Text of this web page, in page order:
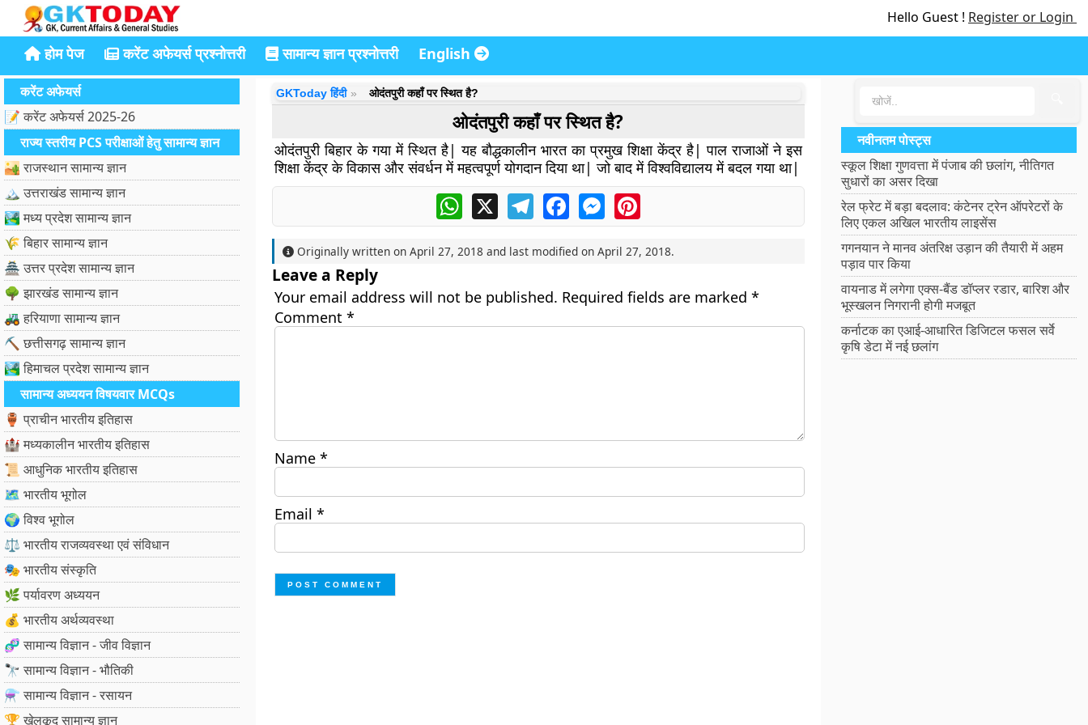
Hello Guest ! Register or Login
होम पेज करेंट अफेयर्स प्रश्नोत्तरी सामान्य ज्ञान प्रश्नोत्तरी English
करेंट अफेयर्स
📝 करेंट अफेयर्स 2025-26
राज्य स्तरीय PCS परीक्षाओं हेतु सामान्य ज्ञान
🏜️ राजस्थान सामान्य ज्ञान
🏔️ उत्तराखंड सामान्य ज्ञान
🏞️ मध्य प्रदेश सामान्य ज्ञान
🌾 बिहार सामान्य ज्ञान
🏯 उत्तर प्रदेश सामान्य ज्ञान
🌳 झारखंड सामान्य ज्ञान
🚜 हरियाणा सामान्य ज्ञान
⛏️ छत्तीसगढ़ सामान्य ज्ञान
🏞️ हिमाचल प्रदेश सामान्य ज्ञान
सामान्य अध्ययन विषयवार MCQs
🏺 प्राचीन भारतीय इतिहास
🏰 मध्यकालीन भारतीय इतिहास
📜 आधुनिक भारतीय इतिहास
🗺️ भारतीय भूगोल
🌍 विश्व भूगोल
⚖️ भारतीय राजव्यवस्था एवं संविधान
🎭 भारतीय संस्कृति
🌿 पर्यावरण अध्ययन
💰 भारतीय अर्थव्यवस्था
🧬 सामान्य विज्ञान - जीव विज्ञान
🔭 सामान्य विज्ञान - भौतिकी
⚗️ सामान्य विज्ञान - रसायन
🏆 खेलकूद सामान्य ज्ञान
GKToday हिंदी ओदंतपुरी कहाँ पर स्थित है?
ओदंतपुरी कहाँ पर स्थित है?
ओदंतपुरी बिहार के गया में स्थित है| यह बौद्धकालीन भारत का प्रमुख शिक्षा केंद्र है| पाल राजाओं ने इस
शिक्षा केंद्र के विकास और संवर्धन में महत्वपूर्ण योगदान दिया था| जो बाद में विश्वविद्यालय में बदल गया था|
WhatsApp
X TelegramFacebookMessengerPinterest
Originally written on April 27, 2018 and last modified on April 27, 2018.
Leave a Reply
Your email address will not be published. Required fields are marked *
Comment *
Name *
Email *
नवीनतम पोस्ट्स
स्कूल शिक्षा गुणवत्ता में पंजाब की छलांग, नीतिगत
सुधारों का असर दिखा
रेल फ्रेट में बड़ा बदलाव: कंटेनर ट्रेन ऑपरेटरों के
लिए एकल अखिल भारतीय लाइसेंस
गगनयान ने मानव अंतरिक्ष उड़ान की तैयारी में अहम
पड़ाव पार किया
वायनाड में लगेगा एक्स-बैंड डॉप्लर रडार, बारिश और
भूस्खलन निगरानी होगी मजबूत
कर्नाटक का एआई-आधारित डिजिटल फसल सर्वे
कृषि डेटा में नई छलांग